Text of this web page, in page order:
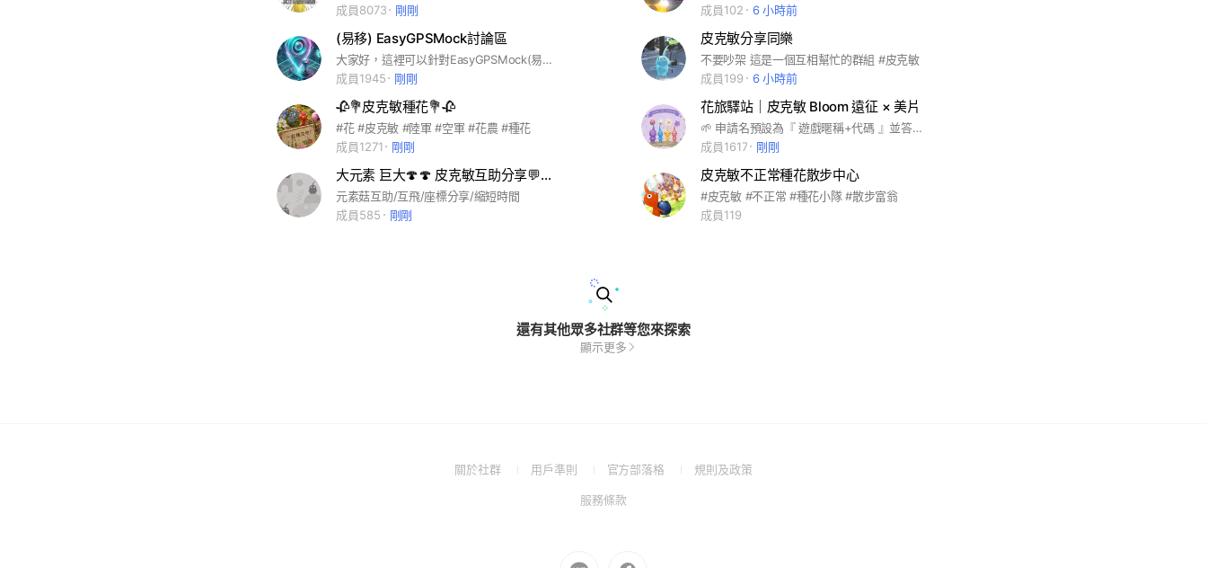
成員8073
剛剛
成員102
6 小時前
(易移) EasyGPSMock討論區
大家好，這裡可以針對EasyGPSMock(易移) 提出想說與回報問題
成員1945
剛剛
皮克敏分享同樂
不要吵架 這是一個互相幫忙的群組 #皮克敏
成員199
6 小時前
🥀💐皮克敏種花💐🥀
#花 #皮克敏 #陸軍 #空軍 #花農 #種花
成員1271
剛剛
花旅驛站｜皮克敏 Bloom 遠征 × 美片
🌱 申請名預設為『 遊戲暱稱+代碼 』並答對問題 🌱 本群有提供優質合法代儲服務 #皮克敏 #打菇 #美片 #交流 #代儲
成員1617
剛剛
大元素 巨大🍄🍄 皮克敏互助分享💬聊天群
元素菇互助/互飛/座標分享/縮短時間
成員585
剛剛
皮克敏不正常種花散步中心
#皮克敏 #不正常 #種花小隊 #散步富翁
成員119
還有其他眾多社群等您來探索
顯示更多
關於社群
(Open用戶準則
(Open
a
官方部落格
(Open規則及政策(Open
服務條款(Open
Go Go